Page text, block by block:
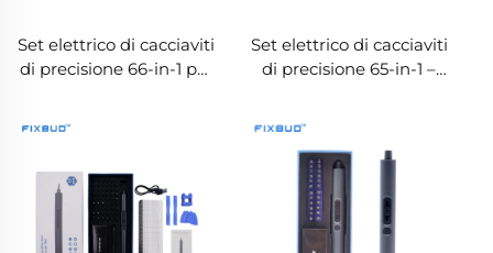
Set elettrico di cacciaviti
di precisione 66-in-1 per
Set elettrico di cacciaviti
di precisione 65-in-1 –